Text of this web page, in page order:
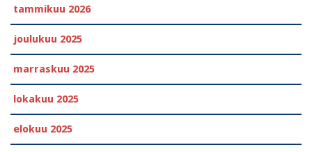
tammikuu 2026
joulukuu 2025
marraskuu 2025
lokakuu 2025
elokuu 2025